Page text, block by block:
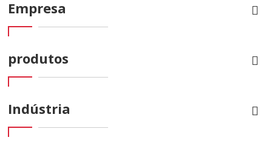
Empresa
produtos
Indústria